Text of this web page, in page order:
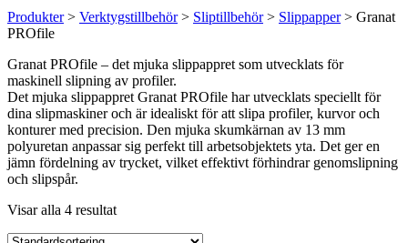
Produkter> Verktygstillbehör> Sliptillbehör> Slippapper> Granat
PROfile
Granat PROfile – det mjuka slippappret som utvecklats för
maskinell slipning av profiler.
Det mjuka slippappret Granat PROfile har utvecklats speciellt för
dina slipmaskiner och är idealiskt för att slipa profiler, kurvor och
konturer med precision. Den mjuka skumkärnan av 13 mm
polyuretan anpassar sig perfekt till arbetsobjektets yta. Det ger en
jämn fördelning av trycket, vilket effektivt förhindrar genomslipning
och slipspår.
Visar alla 4 resultat